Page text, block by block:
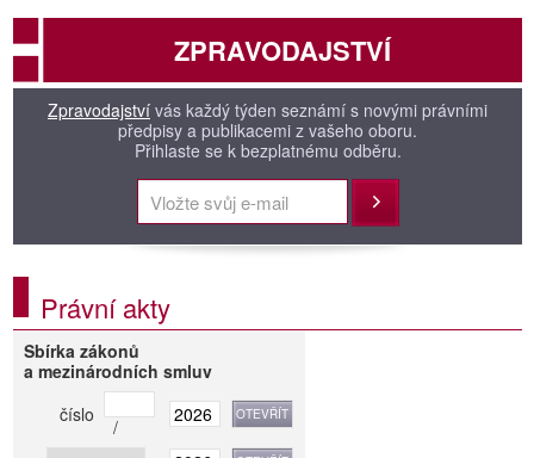
ZPRAVODAJSTVÍ
Zpravodajství vás každý týden seznámí s novými právními
předpisy a publikacemi z vašeho oboru.
Přihlaste se k bezplatnému odběru.
Přihlásit
Právní akty
Sbírka zákonů
a mezinárodních smluv
číslo
/